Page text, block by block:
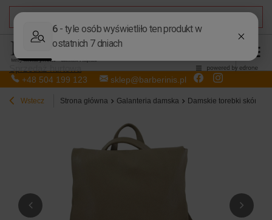
+48 504 199 123 sklep@barberinis.pl
Wstecz Strona główna Galanteria damska Damskie torebki